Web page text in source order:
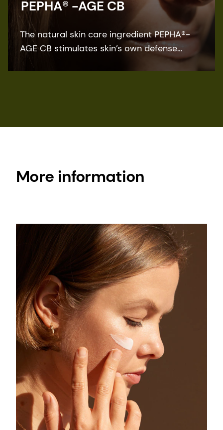
PEPHA® -AGE CB
The natural skin care ingredient PEPHA®-
AGE CB stimulates skin’s own defense
against the negative impact of blue light
More information